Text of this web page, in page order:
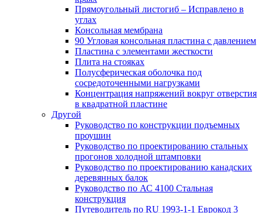
Прямоугольный листогиб – Исправлено в
углах
Консольная мембрана
90 Угловая консольная пластина с давлением
Пластина с элементами жесткости
Плита на стояках
Полусферическая оболочка под
сосредоточенными нагрузками
Концентрация напряжений вокруг отверстия
в квадратной пластине
Другой
Руководство по конструкции подъемных
проушин
Руководство по проектированию стальных
прогонов холодной штамповки
Руководство по проектированию канадских
деревянных балок
Руководство по АС 4100 Стальная
конструкция
Путеводитель по RU 1993-1-1 Еврокод 3